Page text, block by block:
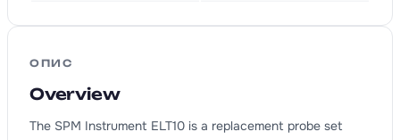
ОПИС
Overview
The SPM Instrument ELT10 is a replacement probe set